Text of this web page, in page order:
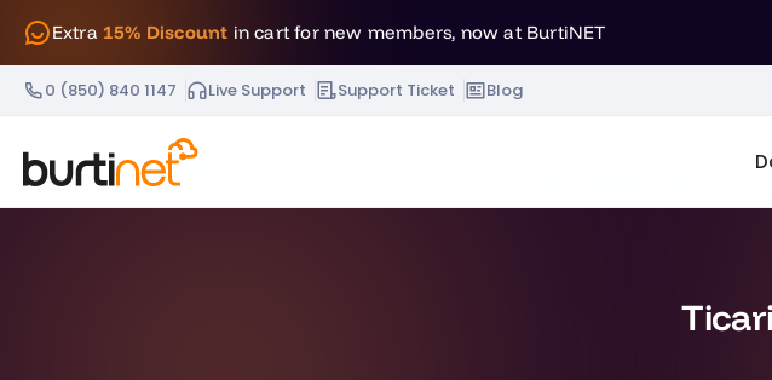
Extra 15% Discount in cart for new members, now at BurtiNET
0 (850) 840 1147 Live Support Support Ticket Blog